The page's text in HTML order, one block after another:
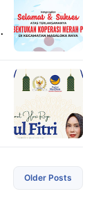
Older Posts